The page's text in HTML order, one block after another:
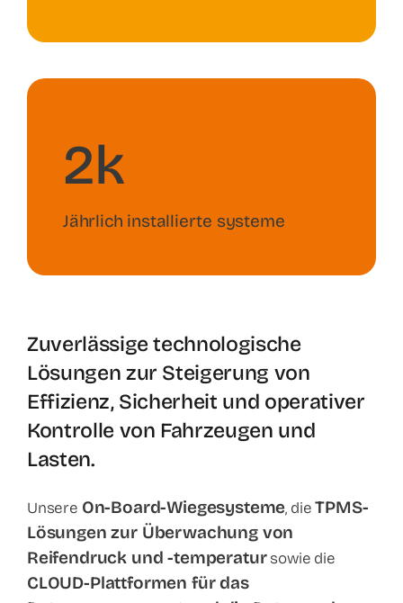
2k
Jährlich installierte systeme
Zuverlässige technologische
Lösungen zur Steigerung von
Effizienz, Sicherheit und operativer
Kontrolle von Fahrzeugen und
Lasten.
Unsere On-Board-Wiegesysteme, dieTPMS-
Lösungen zur Überwachung von
Reifendruck und -temperatursowie die
CLOUD-Plattformen für das